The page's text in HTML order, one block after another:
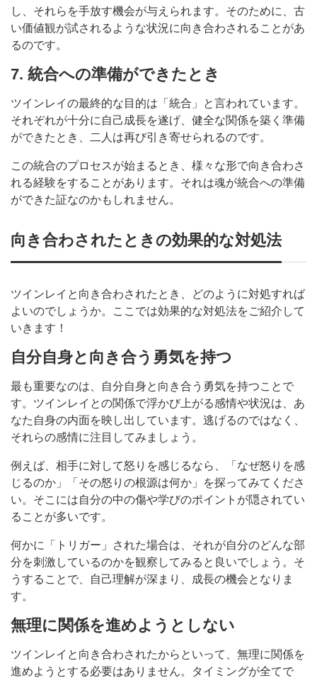
し、それらを手放す機会が与えられます。そのために、古
い価値観が試されるような状況に向き合わされることがあ
るのです。
7. 統合への準備ができたとき
ツインレイの最終的な目的は「統合」と言われています。
それぞれが十分に自己成長を遂げ、健全な関係を築く準備
ができたとき、二人は再び引き寄せられるのです。
この統合のプロセスが始まるとき、様々な形で向き合わさ
れる経験をすることがあります。それは魂が統合への準備
ができた証なのかもしれません。
向き合わされたときの効果的な対処法
ツインレイと向き合わされたとき、どのように対処すれば
よいのでしょうか。ここでは効果的な対処法をご紹介して
いきます！
自分自身と向き合う勇気を持つ
最も重要なのは、自分自身と向き合う勇気を持つことで
す。ツインレイとの関係で浮かび上がる感情や状況は、あ
なた自身の内面を映し出しています。逃げるのではなく、
それらの感情に注目してみましょう。
例えば、相手に対して怒りを感じるなら、「なぜ怒りを感
じるのか」「その怒りの根源は何か」を探ってみてくださ
い。そこには自分の中の傷や学びのポイントが隠されてい
ることが多いです。
何かに「トリガー」された場合は、それが自分のどんな部
分を刺激しているのかを観察してみると良いでしょう。そ
うすることで、自己理解が深まり、成長の機会となりま
す。
無理に関係を進めようとしない
ツインレイと向き合わされたからといって、無理に関係を
進めようとする必要はありません。タイミングが全てで